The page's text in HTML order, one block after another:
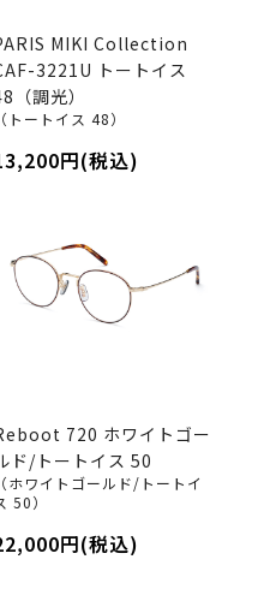
MIKI Collection
3221U トートイス
（調光）
（トートイス 48）
円(税込)
720 ホワイトゴー
ド/トートイス 50
（ホワイトゴールド/トートイ
50）
円(税込)